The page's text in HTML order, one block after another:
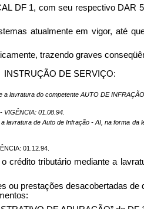
DF 1, com seu respectivo DAR
atualmente em vigor, até
trazendo graves
INSTRUÇÃO DE SERVIÇO:
lavratura do competente AUTO DE
VIGÊNCIA: 01.08.94.
de Auto de Infração - AI, na forma
01.12.94.
crédito tributário mediante a
ou prestações desacobertadas de